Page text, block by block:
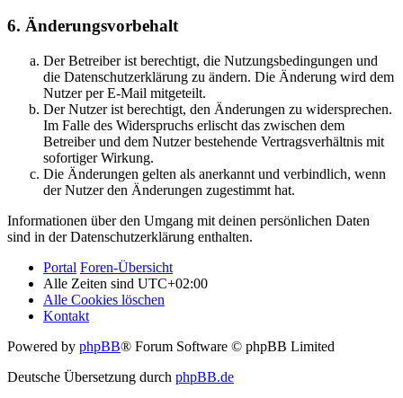
6. Änderungsvorbehalt
Der Betreiber ist berechtigt, die Nutzungsbedingungen und
die Datenschutzerklärung zu ändern. Die Änderung wird dem
Nutzer per E-Mail mitgeteilt.
Der Nutzer ist berechtigt, den Änderungen zu widersprechen.
Im Falle des Widerspruchs erlischt das zwischen dem
Betreiber und dem Nutzer bestehende Vertragsverhältnis mit
sofortiger Wirkung.
Die Änderungen gelten als anerkannt und verbindlich, wenn
der Nutzer den Änderungen zugestimmt hat.
Informationen über den Umgang mit deinen persönlichen Daten
sind in der Datenschutzerklärung enthalten.
Portal Foren-Übersicht
Alle Zeiten sind UTC+02:00
Alle Cookies löschen
Kontakt
Powered by phpBB® Forum Software © phpBB Limited
Deutsche Übersetzung durch phpBB.de